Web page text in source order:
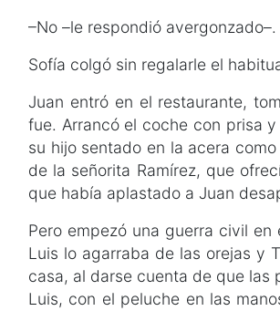
–No –le respondió
Sofía colgó sin regalarle el
Juan entró en el restaurante,
fue. Arrancó el coche con prisa
su hijo sentado en la acera
de la señorita Ramírez, que
que había aplastado a Juan
Pero empezó una guerra civil
Luis lo agarraba de las orejas y
casa, al darse cuenta de que las
Luis, con el peluche en las